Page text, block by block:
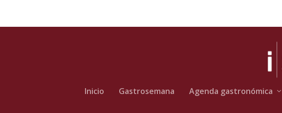
Inicio Gastrosemana Agenda gastronómica